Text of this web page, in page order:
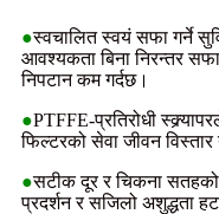
●स्वचालित स्वयं सफा गर्ने
आवश्यकता बिना निरन्तर
निपटान कम गर्दछ।
●PTFFE-प्रतिरोधी
फिल्टरको सेवा जीवन विस्तार
●सटीक दूर र चिकना
प्रदर्शन र सजिलो अशुद्धता